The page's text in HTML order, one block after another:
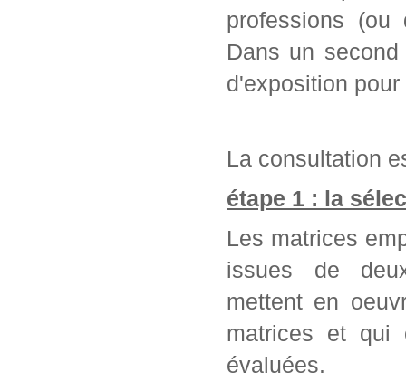
professions (ou
Dans un
d'exposition
La consultation
étape 1 : la
Les matrices
issues de
mettent en
matrices et qui
évaluées.